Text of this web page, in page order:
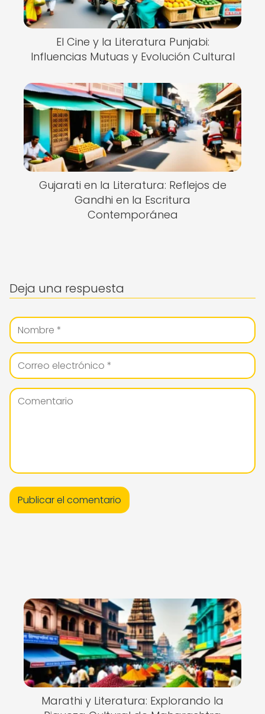
El Cine y la Literatura Punjabi:
Influencias Mutuas y Evolución Cultural
Gujarati en la Literatura: Reflejos de
Gandhi en la Escritura
Contemporánea
Deja una respuesta
Marathi y Literatura: Explorando la